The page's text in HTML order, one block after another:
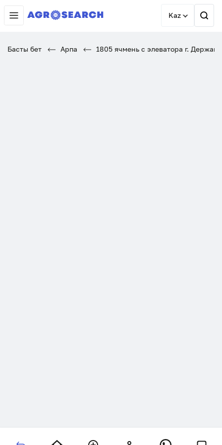
Kaz
Басты бет Арпа 1805 ячмень с элеватора г.